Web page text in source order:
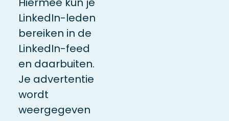
LinkedIn-leden
bereiken in de
LinkedIn-feed
en daarbuiten.
Je advertentie
wordt
weergegeven